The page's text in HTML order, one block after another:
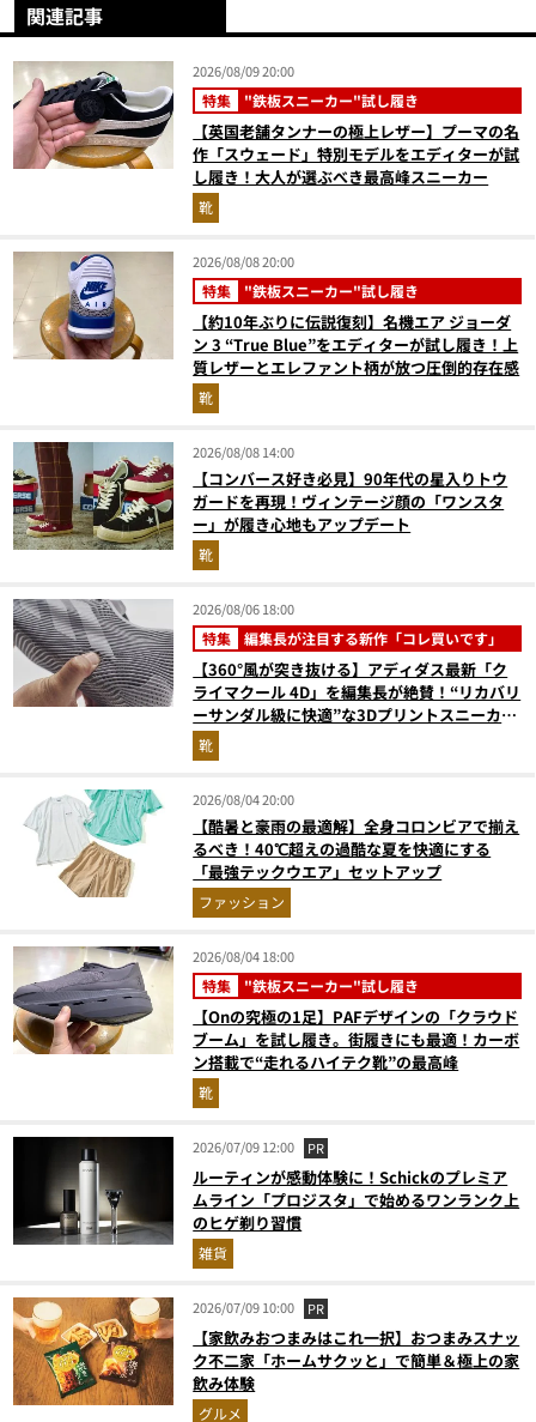
関連記事
2026/08/09 20:00
特集 "鉄板スニーカー"試し履き
【英国老舗タンナーの極上レザー】プーマの名
作「スウェード」特別モデルをエディターが試
し履き！大人が選ぶべき最高峰スニーカー
靴
2026/08/08 20:00
特集 "鉄板スニーカー"試し履き
【約10年ぶりに伝説復刻】名機エア ジョーダ
ン 3 “True Blue”をエディターが試し履き！上
質レザーとエレファント柄が放つ圧倒的存在感
靴
2026/08/08 14:00
【コンバース好き必見】90年代の星入りトウ
ガードを再現！ヴィンテージ顔の「ワンスタ
ー」が履き心地もアップデート
靴
2026/08/06 18:00
特集 編集長が注目する新作「コレ買いです」
【360°風が突き抜ける】アディダス最新「ク
ライマクール 4D」を編集長が絶賛！“リカバリ
ーサンダル級に快適”な3Dプリントスニーカー
『コレ買いです』Vol.173
靴
2026/08/04 20:00
【酷暑と豪雨の最適解】全身コロンビアで揃え
るべき！40℃超えの過酷な夏を快適にする
「最強テックウエア」セットアップ
ファッション
2026/08/04 18:00
特集 "鉄板スニーカー"試し履き
【Onの究極の1足】PAFデザインの「クラウド
ブーム」を試し履き。街履きにも最適！カーボ
ン搭載で“走れるハイテク靴”の最高峰
靴
2026/07/09 12:00 PR
ルーティンが感動体験に！Schickのプレミア
ムライン「プロジスタ」で始めるワンランク上
のヒゲ剃り習慣
雑貨
2026/07/09 10:00 PR
【家飲みおつまみはこれ一択】おつまみスナッ
ク不二家「ホームサクッと」で簡単＆極上の家
飲み体験
グルメ